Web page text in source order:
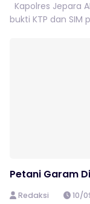
Kapolres Jepara
bukti KTP dan SIM
Petani Garam
Redaksi 10/